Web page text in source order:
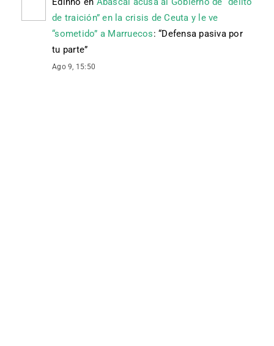
de traición” en la crisis de Ceuta y le ve
“sometido” a Marruecos: “Defensa pasiva por
tu parte”
Ago 9, 15:50